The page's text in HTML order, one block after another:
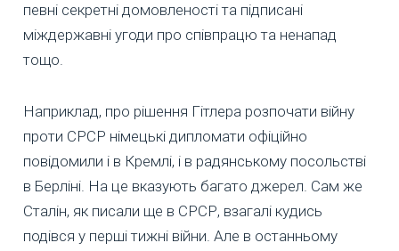
певні секретні домовленості та підписані
міждержавні угоди про співпрацю та ненапад
тощо.
Наприклад, про рішення Гітлера розпочати війну
проти СРСР німецькі дипломати офіційно
повідомили і в Кремлі, і в радянському посольстві
в Берліні. На це вказують багато джерел. Сам же
Сталін, як писали ще в СРСР, взагалі кудись
подівся у перші тижні війни. Але в останньому